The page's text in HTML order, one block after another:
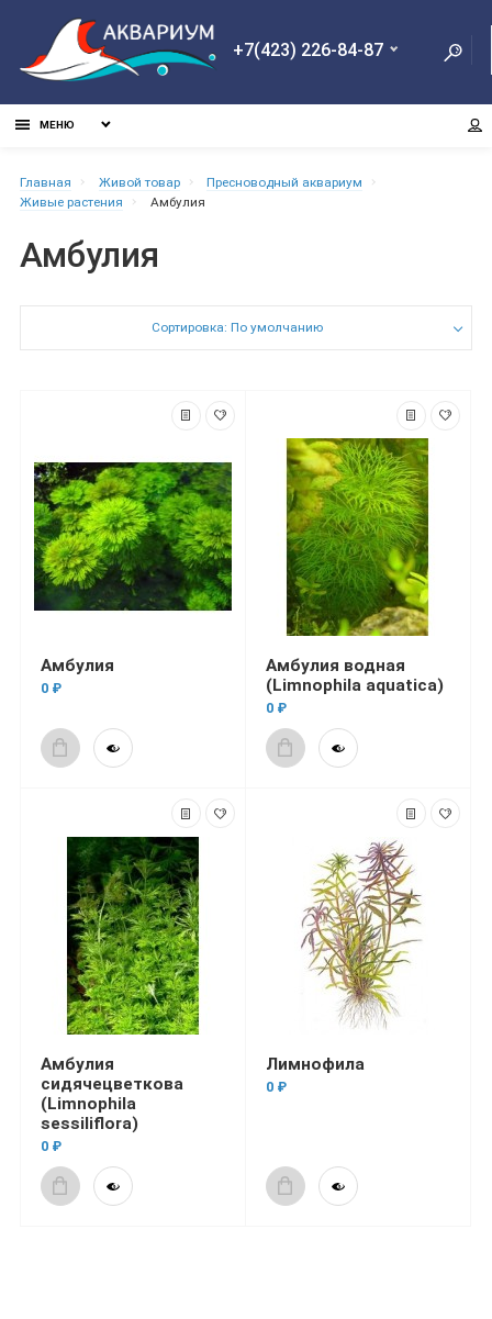
+7(423) 226-84-87
МЕНЮ
Главная Живой товар
Пресноводный аквариум
Живые растения
Амбулия
Амбулия
Сортировка: По умолчанию
Амбулия
0 ₽
Амбулия водная
(Limnophila aquatica)
0 ₽
Амбулия
сидячецветкова
(Limnophila
sessiliflora)
0 ₽
Лимнофила
0 ₽